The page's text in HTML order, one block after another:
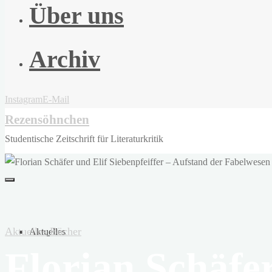
Über uns
Archiv
InstagramE-Mail
Rezensöhnchen
Studentische Zeitschrift für Literaturkritik
Aktuelles
Aktuelles Bücher